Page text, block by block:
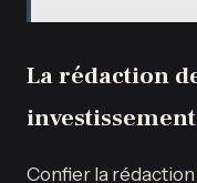
La rédaction
Confier la